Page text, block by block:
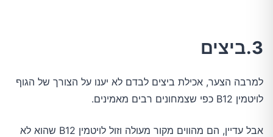
3.ביצים
למרבה הצער, אכילת ביצים לבדם לא יענו על הצורך של הגוף
לויטמין B12 כפי שצמחונים רבים מאמינים.
אבל עדיין, הם מהווים מקור מעולה וזול לויטמין B12 שהוא לא